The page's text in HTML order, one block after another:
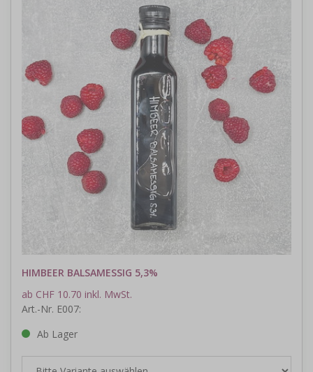
HIMBEER BALSAMESSIG 5,3%
ab CHF 10.70 inkl. MwSt.
Art.-Nr. E007:
Ab Lager